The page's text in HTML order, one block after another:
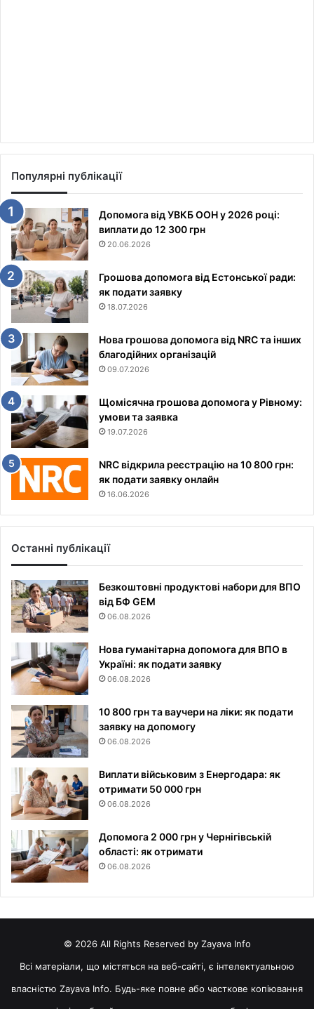
Популярні публікації
Допомога від УВКБ ООН у 2026 році:
виплати до 12 300 грн
20.06.2026
Грошова допомога від Естонської ради:
як подати заявку
18.07.2026
Нова грошова допомога від NRC та інших
благодійних організацій
09.07.2026
Щомісячна грошова допомога у Рівному:
умови та заявка
19.07.2026
NRC відкрила реєстрацію на 10 800 грн:
як подати заявку онлайн
16.06.2026
Останні публікації
Безкоштовні продуктові набори для ВПО
від БФ GEM
06.08.2026
Нова гуманітарна допомога для ВПО в
Україні: як подати заявку
06.08.2026
10 800 грн та ваучери на ліки: як подати
заявку на допомогу
06.08.2026
Виплати військовим з Енергодара: як
отримати 50 000 грн
06.08.2026
Допомога 2 000 грн у Чернігівській
області: як отримати
06.08.2026
© 2026 All Rights Reserved by Zayava Info
Всі матеріали, що містяться на веб-сайті, є інтелектуальною
власністю Zayava Info. Будь-яке повне або часткове копіювання